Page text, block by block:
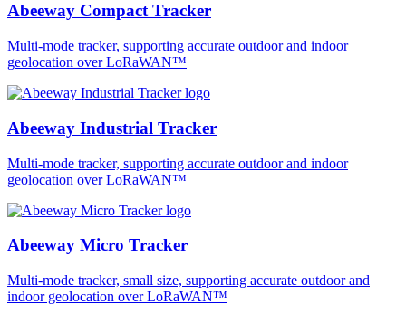
Abeeway Compact Tracker
Multi-mode tracker, supporting accurate outdoor and indoor
geolocation over LoRaWAN™
Abeeway Industrial Tracker
Multi-mode tracker, supporting accurate outdoor and indoor
geolocation over LoRaWAN™
Abeeway Micro Tracker
Multi-mode tracker, small size, supporting accurate outdoor and
indoor geolocation over LoRaWAN™